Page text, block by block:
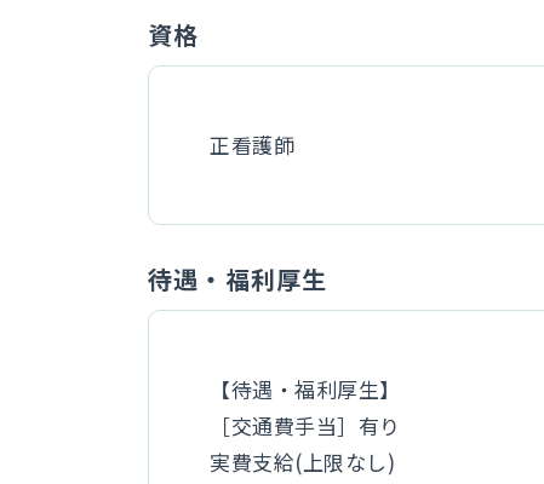
資格
正看護師
待遇・福利厚生
【待遇・福利厚生】
［交通費手当］有り
実費支給(上限なし)